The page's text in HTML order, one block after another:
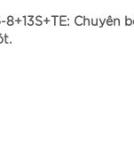
8+13S+TE: Chuyên